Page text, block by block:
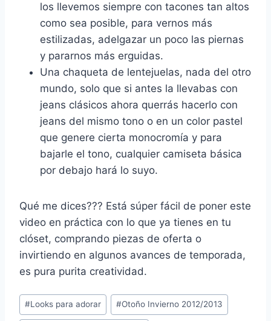
los llevemos siempre con tacones tan altos
como sea posible, para vernos más
estilizadas, adelgazar un poco las piernas
y pararnos más erguidas.
Una chaqueta de lentejuelas, nada del otro
mundo, solo que si antes la llevabas con
jeans clásicos ahora querrás hacerlo con
jeans del mismo tono o en un color pastel
que genere cierta monocromía y para
bajarle el tono, cualquier camiseta básica
por debajo hará lo suyo.
Qué me dices??? Está súper fácil de poner este
video en práctica con lo que ya tienes en tu
clóset, comprando piezas de oferta o
invirtiendo en algunos avances de temporada,
es pura purita creatividad.
Post
Tags:
#Looks para adorar #Otoño Invierno 2012/2013